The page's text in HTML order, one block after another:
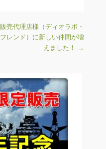
販売代理店様（ディオラボ・
フレンド）に新しい仲間が増
えました！
→